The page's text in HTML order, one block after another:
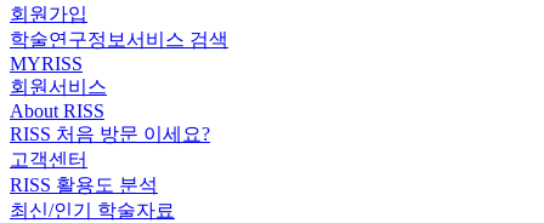
회원가입
학술연구정보서비스 검색
MYRISS
회원서비스
About RISS
RISS 처음 방문 이세요?
고객센터
RISS 활용도 분석
최신/인기 학술자료